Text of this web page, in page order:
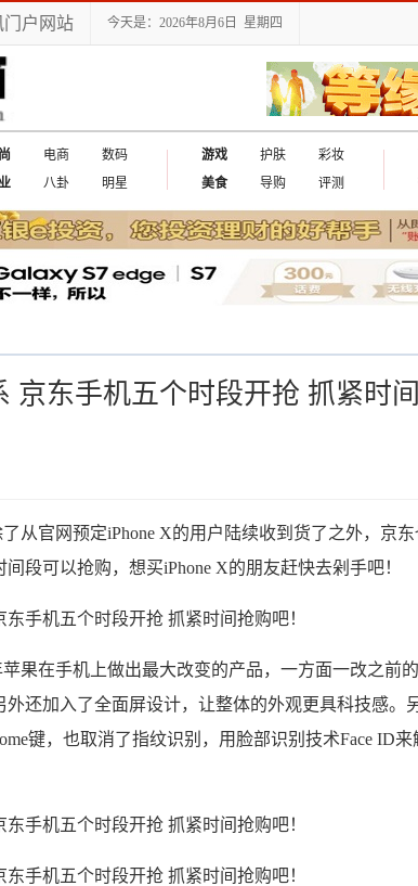
门户网站 今天是：2026年8月6日 星期四
电商
数码
八卦 明星
游戏 护肤
彩妆
美食
导购 评测
京东手机五个时段开抢 抓紧时间
从官网预定iPhone X的用户陆续收到货了之外，京东
段可以抢购，想买iPhone X的朋友赶快去剁手吧！
果在手机上做出最大改变的产品，一方面一改之前的
还加入了全面屏设计，让整体的外观更具科技感。
键，也取消了指纹识别，用脸部识别技术Face ID来